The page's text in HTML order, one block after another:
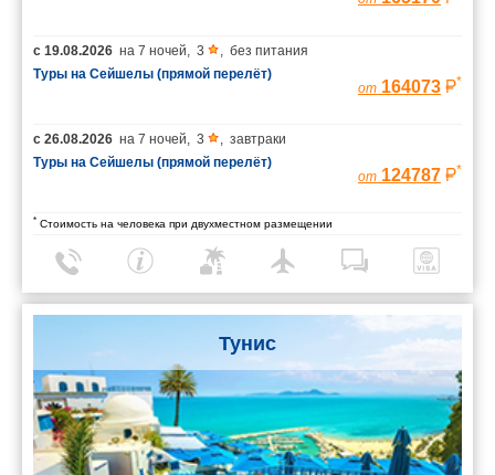
с 19.08.2026 на 7 ночей 3
без питания
Туры на Сейшелы (прямой перелёт)
от 164073 *
с 26.08.2026 на 7 ночей 3
завтраки
Туры на Сейшелы (прямой перелёт)
от 124787 *
* Стоимость на человека при двухместном размещении
Тунис